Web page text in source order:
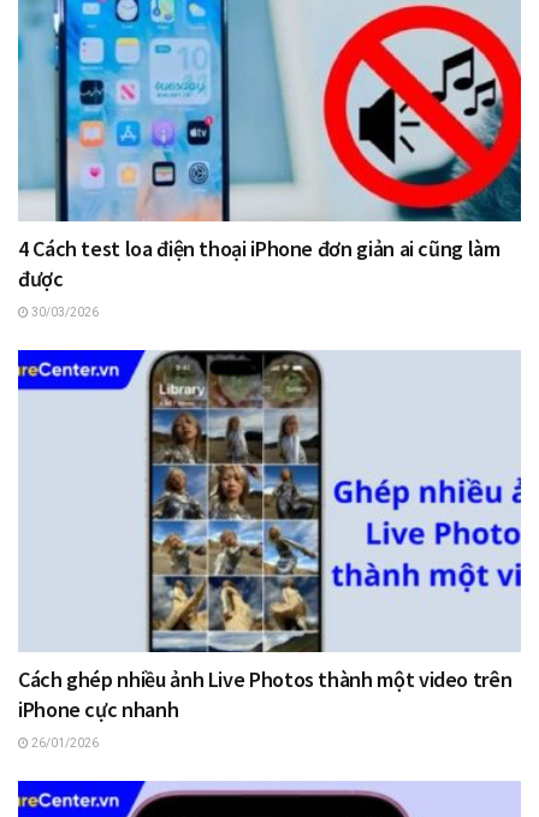
4 Cách test loa điện thoại iPhone đơn giản ai cũng làm
được
30/03/2026
Cách ghép nhiều ảnh Live Photos thành một video trên
iPhone cực nhanh
26/01/2026